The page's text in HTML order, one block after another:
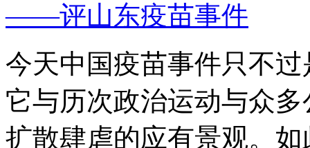
——评山东疫苗事件
今天中国疫苗事件只不
它与历次政治运动与众
扩散肆虐的应有景观。